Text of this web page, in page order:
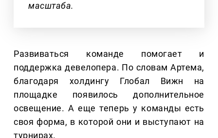
масштаба.
Развиваться команде помогает и
поддержка девелопера. По словам Артема,
благодаря холдингу Глобал Вижн на
площадке появилось дополнительное
освещение. А еще теперь у команды есть
своя форма, в которой они и выступают на
турнирах.